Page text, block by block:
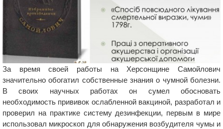
За время своей работы на Херсонщине Самойлович
значительно обогатил собственные знания о чумной болезни.
В своих научных работах он сумел обосновать
необходимость прививок ослабленной вакциной, разработал и
проверил на практике систему дезинфекции, первым в мире
использовал микроскоп для обнаружения возбудителя чумы и